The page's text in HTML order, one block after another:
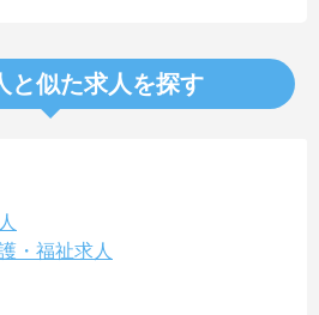
と似た求人を探す
・福祉求人